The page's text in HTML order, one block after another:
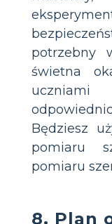
potrzebny
świetna
Będziesz
pomiaru
pomiaru
8. Plan